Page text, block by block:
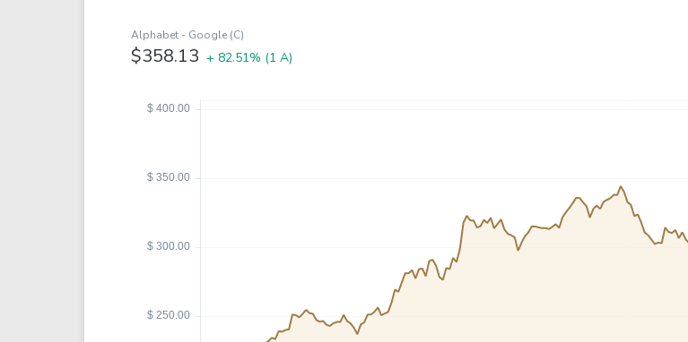
See allAlphabet - Google (C)
$358.13 + 82.51% (1 A)